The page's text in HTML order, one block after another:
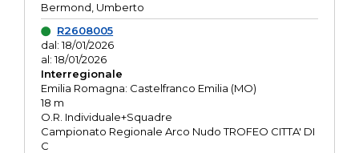
Bermond, Umberto
R2608005
dal: 18/01/2026
al: 18/01/2026
Interregionale
Emilia Romagna: Castelfranco Emilia (MO)
18 m
O.R. Individuale+Squadre
Campionato Regionale Arco Nudo TROFEO CITTA' DI
C